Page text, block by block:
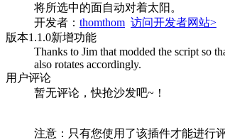
将所选中的面自动对着太阳。
开发者： thomthom 访问开发者网站>
版本1.1.0新增功能
Thanks to Jim that modded the script so
also rotates accordingly.
用户评论
暂无评论，快抢沙发吧~！
注意：只有您使用了该插件才能进行评